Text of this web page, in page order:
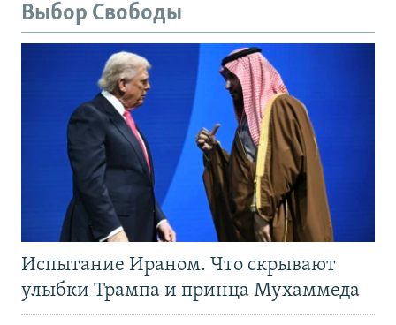
Выбор Свободы
Испытание Ираном. Что скрывают
улыбки Трампа и принца Мухаммеда